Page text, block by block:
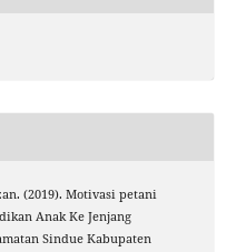
(2019). Motivasi petani
Anak Ke Jenjang
Sindue Kabupaten